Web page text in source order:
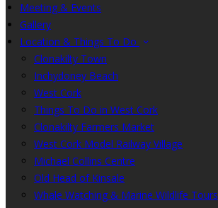
Meeting & Events
Gallery
Location & Things To Do
Clonakilty Town
Inchydoney Beach
West Cork
Things To Do in West Cork
Clonakilty Farmers Market
West Cork Model Railway Village
Michael Collins Centre
Old Head of Kinsale
Whale Watching & Marine Wildlife Tours